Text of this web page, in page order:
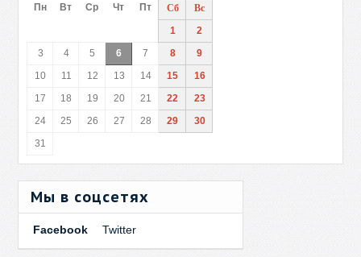
Пн
Вт Ср Чт Пт Сб
Вс
1
2
3
4 5 6 7 8
9
10
11 12 13 14 15
16
17
18 19 20 21 22
23
24
25 26 27 28 29
30
31
Мы в соцсетях
Facebook Twitter